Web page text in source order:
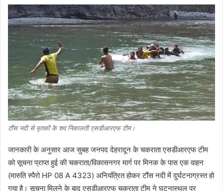
टौंस नदी से मृतकों के शव निकालती एसडीआरएफ टीम।
जानकारी के अनुसार आज सुबह जनपद देहरादून के चकराता एसडीआरएफ टीम
को सूचना प्राप्त हुई की चकराता/विकासनगर मार्ग पर मिनक के पास एक वाहन
(मारुति स्पैरो HP 08 A 4323) अनियंत्रित होकर टौंस नदी में दुर्घटनाग्रस्त हो
गया है। सूचना मिलने के बाद एसडीआरएफ चकराता टीम ने घटनास्थल पर